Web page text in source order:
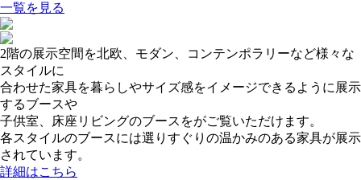
一覧を見る
2階の展示空間を北欧、モダン、コンテンポラリーなど様々な
スタイルに
合わせた家具を暮らしやサイズ感をイメージできるように展示
するブースや
子供室、床座リビングのブースをがご覧いただけます。
各スタイルのブースには選りすぐりの温かみのある家具が展示
されています。
詳細はこちら